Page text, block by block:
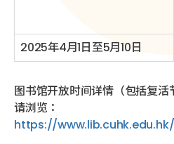
2025年4月1日至5月10日
图书馆开放时间详情（包括复活
请浏览：
https://